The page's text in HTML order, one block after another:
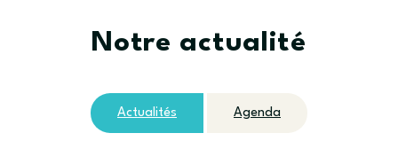
Notre actualité
Actualités Agenda